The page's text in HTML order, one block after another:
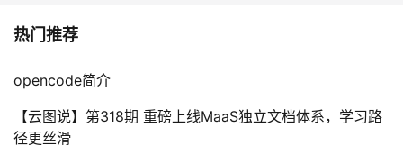
热门推荐
opencode简介
【云图说】第318期 重磅上线MaaS独立文档体系，学习路
径更丝滑